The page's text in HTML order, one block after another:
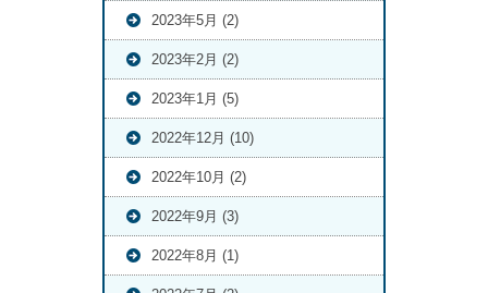
2023年5月 (2)
2023年2月 (2)
2023年1月 (5)
2022年12月 (10)
2022年10月 (2)
2022年9月 (3)
2022年8月 (1)